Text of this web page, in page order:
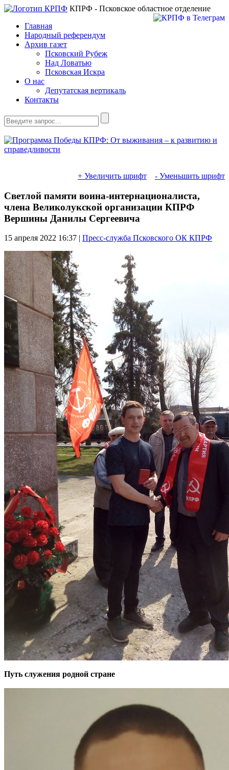
КПРФ - Псковское областное отделение
Главная
Народный референдум
Архив газет
Псковский Рубеж
Над Ловатью
Псковская Искра
О нас
Депутатская вертикаль
Контакты
+ Увеличить шрифт - Уменьшить шрифт
Светлой памяти воина-интернационалиста,
члена Великолукской организации КПРФ
Вершины Данилы Сергеевича
15 апреля 2022 16:37 | Пресс-служба Псковского ОК КПРФ
Путь служения родной стране